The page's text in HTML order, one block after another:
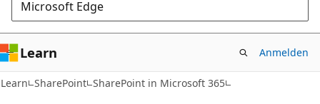
Microsoft Edge
Learn Anmelden
Learn SharePoint SharePoint in Microsoft 365